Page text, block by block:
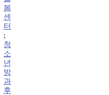
봄
센
터
;
청
소
년
방
과
후